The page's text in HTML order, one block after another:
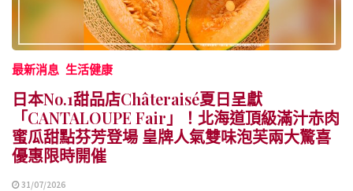
最新消息 生活健康
日本No.1甜品店Châteraisé夏日呈獻
「CANTALOUPE Fair」！北海道頂級滿汁赤肉
蜜瓜甜點芬芳登場 皇牌人氣雙味泡芙兩大驚喜
優惠限時開催
31/07/2026